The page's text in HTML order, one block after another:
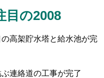
ス
目の2008
高架貯水塔と給水池が完
連絡道の工事が完了